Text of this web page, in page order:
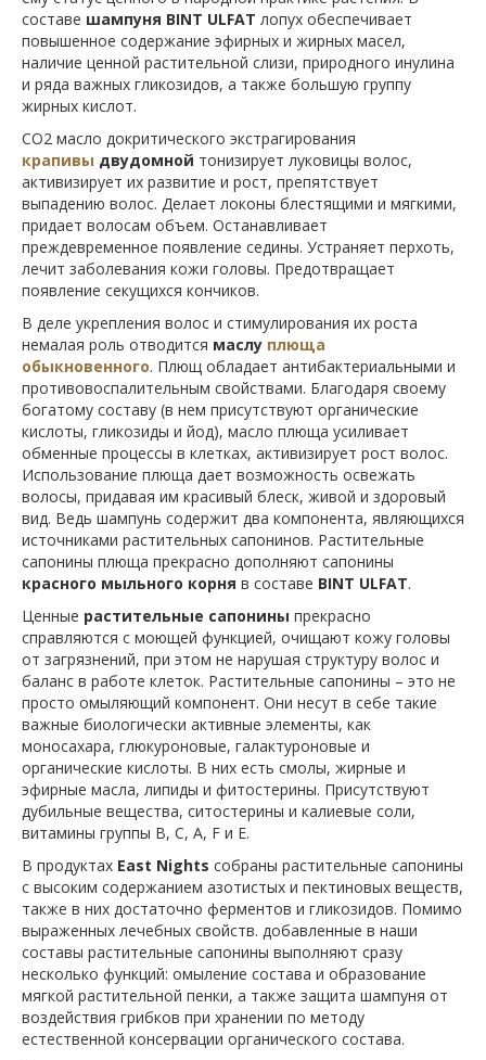
составе шампуня BINT ULFAT лопух обеспечивает
повышенное содержание эфирных и жирных масел,
наличие ценной растительной слизи, природного инулина
и ряда важных гликозидов, а также большую группу
жирных кислот.
СО2 масло докритического экстрагирования
крапивы двудомной тонизирует луковицы волос,
активизирует их развитие и рост, препятствует
выпадению волос. Делает локоны блестящими и мягкими,
придает волосам объем. Останавливает
преждевременное появление седины. Устраняет перхоть,
лечит заболевания кожи головы. Предотвращает
появление секущихся кончиков.
В деле укрепления волос и стимулирования их роста
немалая роль отводится маслу плюща
обыкновенного. Плющ обладает антибактериальными и
противовоспалительным свойствами. Благодаря своему
богатому составу (в нем присутствуют органические
кислоты, гликозиды и йод), масло плюща усиливает
обменные процессы в клетках, активизирует рост волос.
Использование плюща дает возможность освежать
волосы, придавая им красивый блеск, живой и здоровый
вид. Ведь шампунь содержит два компонента, являющихся
источниками растительных сапонинов. Растительные
сапонины плюща прекрасно дополняют сапонины
красного мыльного корня в составе BINT ULFAT.
Ценные растительные сапонины прекрасно
справляются с моющей функцией, очищают кожу головы
от загрязнений, при этом не нарушая структуру волос и
баланс в работе клеток. Растительные сапонины – это не
просто омыляющий компонент. Они несут в себе такие
важные биологически активные элементы, как
моносахара, глюкуроновые, галактуроновые и
органические кислоты. В них есть смолы, жирные и
эфирные масла, липиды и фитостерины. Присутствуют
дубильные вещества, ситостерины и калиевые соли,
витамины группы В, С, А, F и Е.
В продуктах East Nights собраны растительные сапонины
с высоким содержанием азотистых и пектиновых веществ,
также в них достаточно ферментов и гликозидов. Помимо
выраженных лечебных свойств. добавленные в наши
составы растительные сапонины выполняют сразу
несколько функций: омыление состава и образование
мягкой растительной пенки, а также защита шампуня от
воздействия грибков при хранении по методу
естественной консервации органического состава.